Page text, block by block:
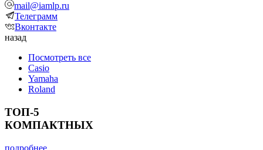
mail@iamlp.ru
Телеграмм
Вконтакте
назад
Посмотреть все
Casio
Yamaha
Roland
ТОП-5
КОМПАКТНЫХ
подробнее